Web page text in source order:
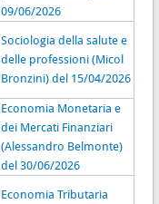
09/06/2026
Sociologia della salute e
delle professioni (Micol
Bronzini) del 15/04/2026
Economia Monetaria e
dei Mercati Finanziari
(Alessandro Belmonte)
del 30/06/2026
Economia Tributaria